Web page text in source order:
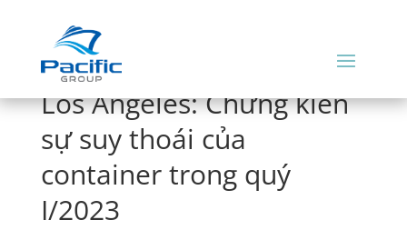
Los Angeles: Chứng kiến
sự suy thoái của
container trong quý
I/2023